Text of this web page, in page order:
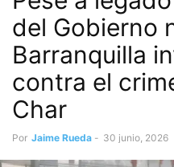
del Gobierno
Barranquilla
contra el
Char
Por Jaime Rueda - 30 junio, 2026